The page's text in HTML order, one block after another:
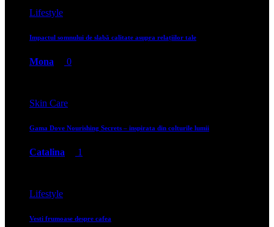
Lifestyle
Impactul somnului de slabă calitate asupra relațiilor tale
Mona 0
Skin Care
Gama Dove Nourishing Secrets – inspirata din colturile lumii
Catalina 1
Lifestyle
Vesti frumoase despre cafea